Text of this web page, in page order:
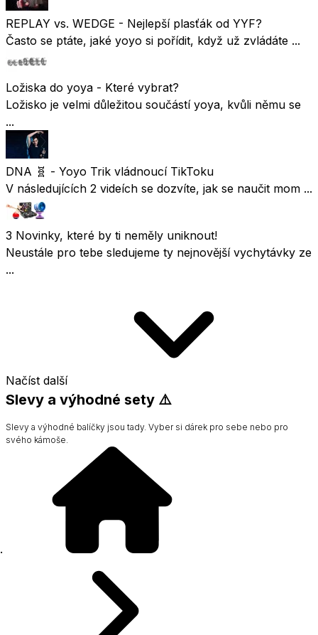
REPLAY vs. WEDGE - Nejlepší plasťák od YYF?
Často se ptáte, jaké yoyo si pořídit, když už zvládáte ...
Ložiska do yoya - Které vybrat?
Ložisko je velmi důležitou součástí yoya, kvůli němu se
...
DNA 🧬 - Yoyo Trik vládnoucí TikToku
V následujících 2 videích se dozvíte, jak se naučit mom ...
3 Novinky, které by ti neměly uniknout!
Neustále pro tebe sledujeme ty nejnovější vychytávky ze
...
Načíst další
Slevy a výhodné sety ⚠️
Slevy a výhodné balíčky jsou tady. Vyber si dárek pro sebe nebo pro
svého kámoše.